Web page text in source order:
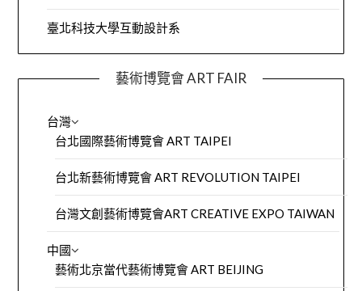
臺北科技大學互動設計系
藝術博覽會 ART FAIR
台灣
台北國際藝術博覽會 ART TAIPEI
台北新藝術博覽會 ART REVOLUTION TAIPEI
台灣文創藝術博覽會ART CREATIVE EXPO TAIWAN
中國
藝術北京當代藝術博覽會 ART BEIJING